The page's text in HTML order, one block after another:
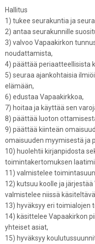
Hallitus
1) tukee seurakuntia ja
2) antaa seurakunnille
3) valvoo Vapaakirkon
noudattamista,
4) päättää periaatteellisista
5) seuraa ajankohtaisia
elämään,
6) edustaa Vapaakirkkoa,
7) hoitaa ja käyttää sen
8) päättää luoton
9) päättää kiinteän
omaisuuden myymisestä ja
10) huolehtii kirjanpidosta
toimintakertomuksen
11) valmistelee
12) kutsuu koolle ja
valmistelee niissä
13) hyväksyy eri toimialojen
14) käsittelee Vapaakirkon
yhteiset asiat,
15) hyväksyy